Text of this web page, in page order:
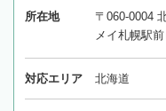
所在地
〒060-0004
メイ札幌駅
対応エリア 北海道